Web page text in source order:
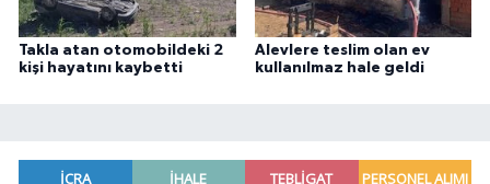
Takla atan otomobildeki 2
kişi hayatını kaybetti
Alevlere teslim olan ev
kullanılmaz hale geldi